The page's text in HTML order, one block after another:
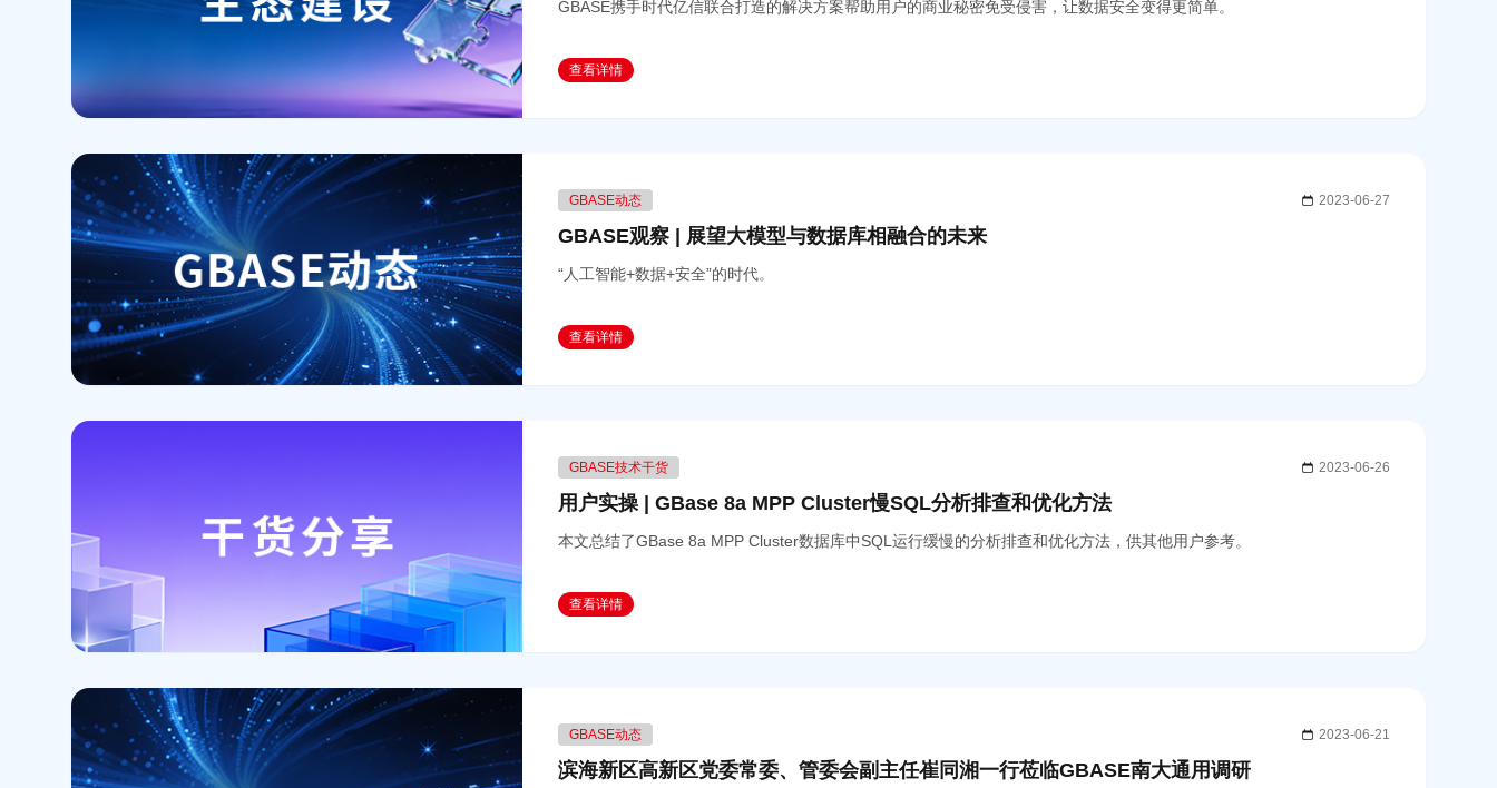
GBASE携手时代亿信联合打造的解决方案帮助用户的商业秘密免受侵害，让数据安全变得更简单。
查看详情
GBASE动态 2023-06-27
GBASE观察 | 展望大模型与数据库相融合的未来
“人工智能+数据+安全”的时代。
查看详情
GBASE技术干货 2023-06-26
用户实操 | GBase 8a MPP Cluster慢SQL分析排查和优化方法
本文总结了GBase 8a MPP Cluster数据库中SQL运行缓慢的分析排查和优化方法，供其他用户参考。
查看详情
GBASE动态 2023-06-21
滨海新区高新区党委常委、管委会副主任崔同湘一行莅临GBASE南大通用调研